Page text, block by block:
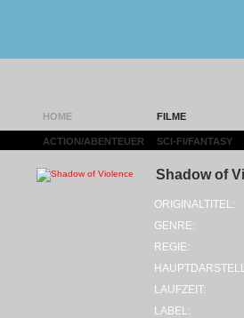
HOME FILME
ACTION/ABENTEUER SCI-FI/FANTASY
Shadow of
ORIGINALTITEL:
GENRE:
REGIE:
LAUFZEIT:
LABEL: